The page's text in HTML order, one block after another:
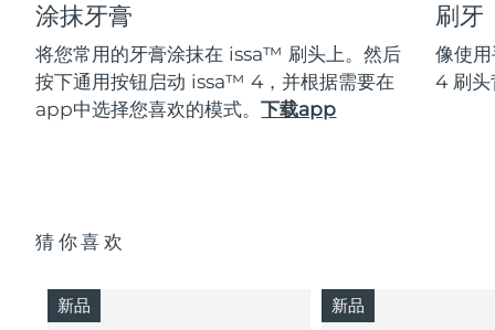
涂抹牙膏
将您常用的牙膏涂抹在 issa™ 刷头上。然后
按下通用按钮启动 issa™ 4，并根据需要在
app中选择您喜欢的模式。下载app
刷牙
像使
4 刷头
猜你喜欢
新品 新品